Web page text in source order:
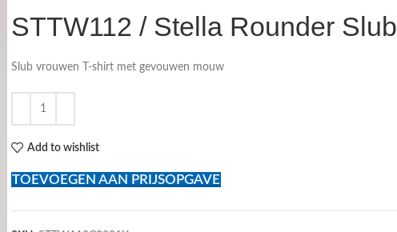
STTW112 / Stella Rounder Slub
Slub vrouwen T-shirt met gevouwen mouw
Add to wishlist
TOEVOEGEN AAN PRIJSOPGAVE